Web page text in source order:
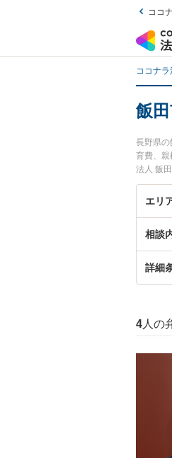
ココ
ココナラ
飯
長野県の
育費、親
法人 飯
弁護士
相談予
エリ
相談
詳細
4 人の